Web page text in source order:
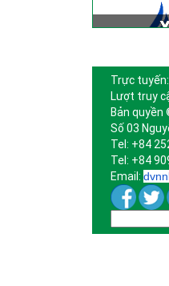
Trực tuyến:
Lượt truy
Bản quyền
Số 03
Tel: +84
Tel: +84
Email: